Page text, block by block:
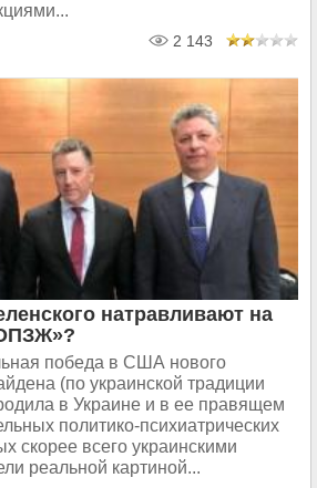
2 143
натравливают на
победа в США нового
(по украинской традиции
в Украине и в ее правящем
политико-психиатрических
скорее всего украинскими
реальной картиной...